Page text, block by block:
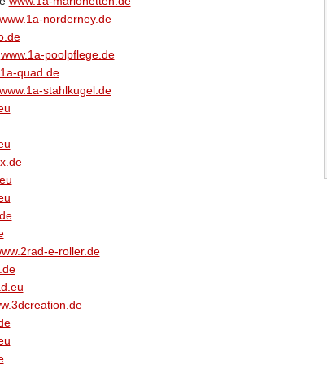
www.1a-norderney.de
www.1a-poolpflege.de
quad.de
www.1a-stahlkugel.de
e-roller.de